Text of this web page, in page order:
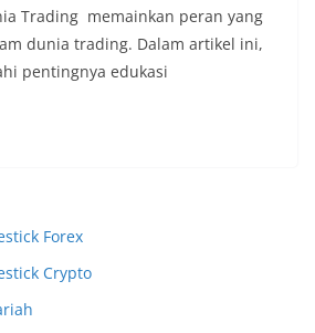
Trading memainkan peran yang
dunia trading. Dalam artikel ini,
pentingnya edukasi
Forex
Crypto